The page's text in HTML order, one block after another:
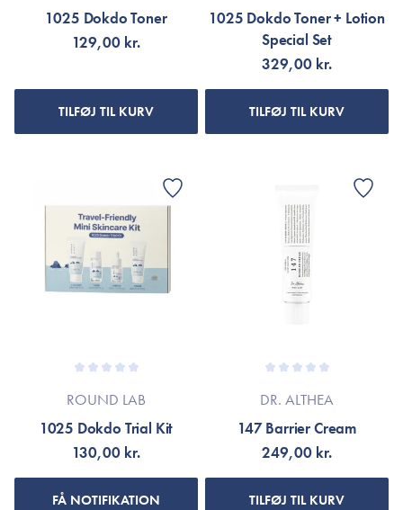
1025 Dokdo Toner
129,00 kr.
TILFØJ TIL KURV
1025 Dokdo Toner + Lotion
Special Set
329,00 kr.
TILFØJ TIL KURV
ROUND LAB
1025 Dokdo Trial Kit
130,00 kr.
FÅ NOTIFIKATION
DR. ALTHEA
147 Barrier Cream
249,00 kr.
TILFØJ TIL KURV